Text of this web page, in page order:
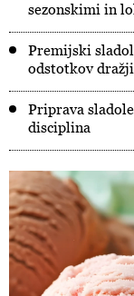
sezonskimi in
Premijski
odstotkov
Priprava
disciplina